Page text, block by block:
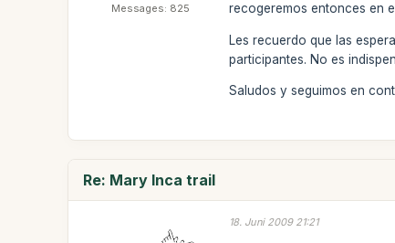
Messages: 825
recogeremos entonces en
Les recuerdo que las
participantes. No es
Saludos y seguimos en
Re: Mary Inca trail
18. Juni 2009 21:21